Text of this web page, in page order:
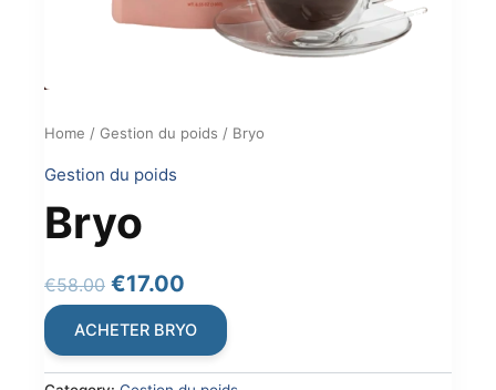
Home / Gestion du poids / Bryo
Gestion du poids
Bryo
€58.00 Original
€58.00.
€17.00
price
€17.00.
ACHETER BRYO